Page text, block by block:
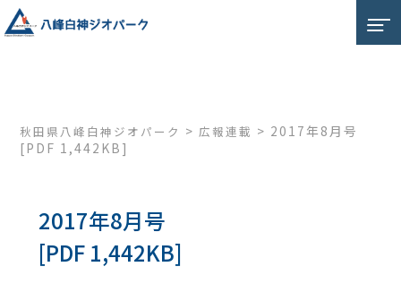
秋田県八峰白神ジオパーク >広報連載 > 2017年8月号
[PDF 1,442KB]
2017年8月号
[PDF 1,442KB]